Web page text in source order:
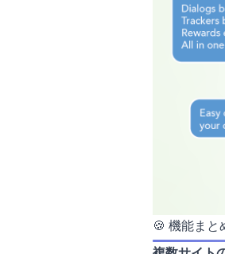
🍪 機能まと